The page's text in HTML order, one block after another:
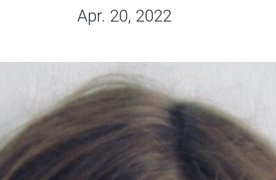
Apr. 20, 2022